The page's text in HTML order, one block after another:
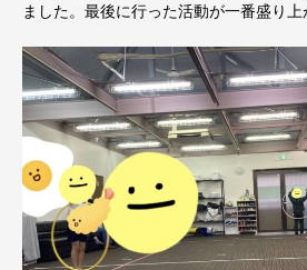
ました。最後に行った活動が一番盛り上